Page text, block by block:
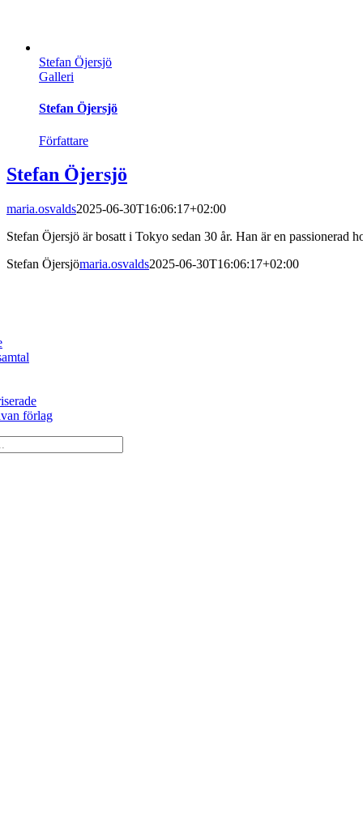
Stefan Öjersjö
Galleri
Stefan Öjersjö
Författare
Stefan Öjersjö
maria.osvalds2025-06-30T16:06:17+02:00
Stefan Öjersjö är bosatt i Tokyo sedan 30 år. Han är en passionerad
Stefan Öjersjömaria.osvalds2025-06-30T16:06:17+02:00
förlag